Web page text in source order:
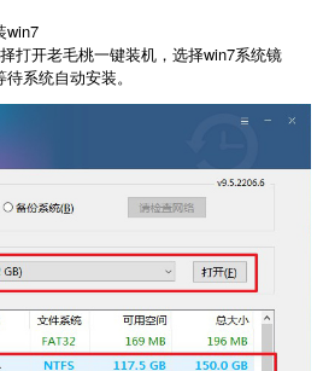
win7
打开老毛桃一键装机，选择win7系统镜
系统自动安装。